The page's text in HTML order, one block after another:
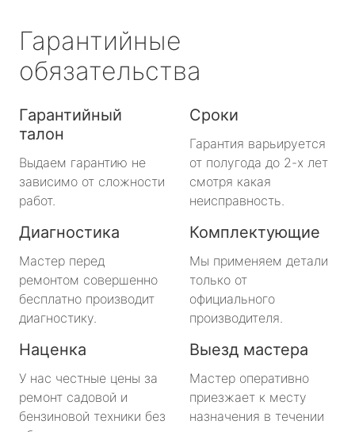
Гарантийные
обязательства
Гарантийный
талон
Выдаем гарантию не
зависимо от сложности
работ.
Сроки
Гарантия варьируется
от полугода до 2-х лет
смотря какая
неисправность.
Диагностика
Мастер перед
ремонтом совершенно
бесплатно производит
диагностику.
Комплектующие
Мы применяем детали
только от
официального
производителя.
Наценка
У нас честные цены за
ремонт садовой и
бензиновой техники без
Выезд мастера
Мастер оперативно
приезжает к месту
назначения в течении